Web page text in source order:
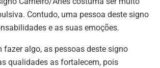
Contudo, uma pessoa deste signo
e as suas emoções.
fazer algo, as pessoas deste signo
qualidades as fortalecem, pois